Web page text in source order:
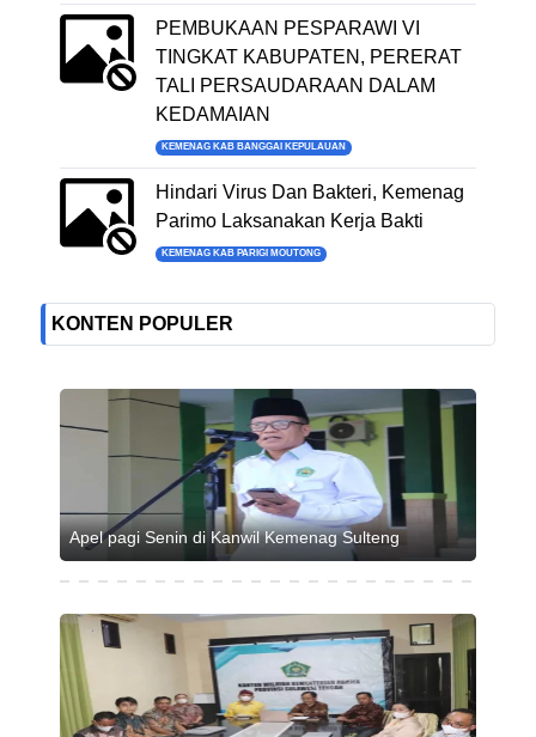
PEMBUKAAN PESPARAWI VI
TINGKAT KABUPATEN, PERERAT
TALI PERSAUDARAAN DALAM
KEDAMAIAN
KEMENAG KAB BANGGAI KEPULAUAN
Hindari Virus Dan Bakteri, Kemenag
Parimo Laksanakan Kerja Bakti
KEMENAG KAB PARIGI MOUTONG
KONTEN POPULER
Apel pagi Senin di Kanwil Kemenag Sulteng